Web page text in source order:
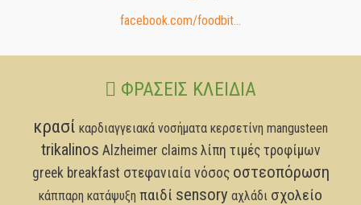
facebook.com/foodbit...
ΦΡΆΣΕΙΣ ΚΛΕΙΔΙΆ
κρασί καρδιαγγειακά νοσήματα κερσετίνη mangusteen
trikalinos Alzheimer claims λίπη τιμές τροφίμων
greek breakfast στεφανιαία νόσος οστεοπόρωση
κάππαρη κατάψυξη παιδί sensory αχλάδι σχολείο